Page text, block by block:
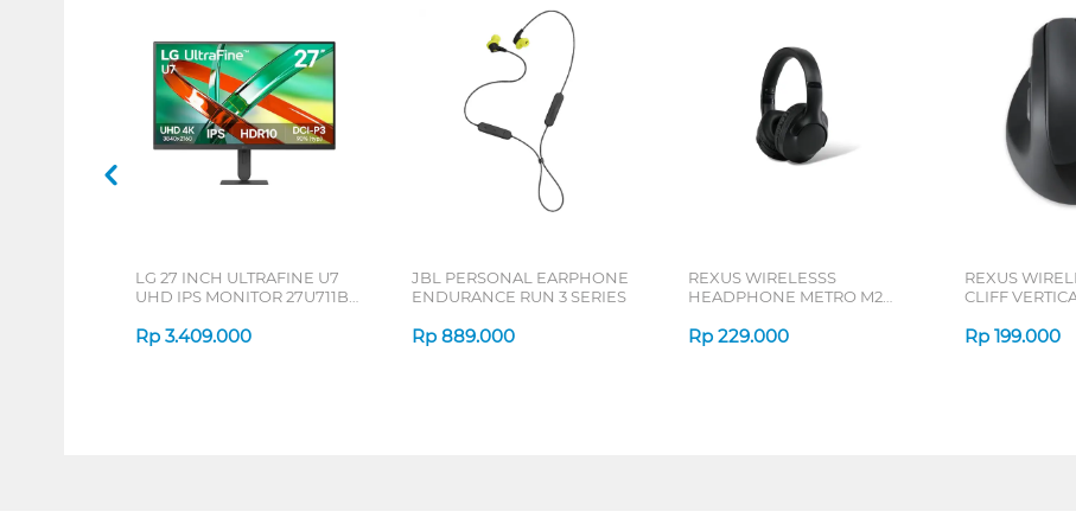
LG 27 INCH ULTRAFINE U7
UHD IPS MONITOR 27U711B-
Rp 3.409.000
JBL PERSONAL EARPHONE
ENDURANCE RUN 3 SERIES
Rp 889.000
REXUS WIRELESSS
HEADPHONE METRO M2
Rp 229.000
REXUS
CLIFF
Rp 199.000